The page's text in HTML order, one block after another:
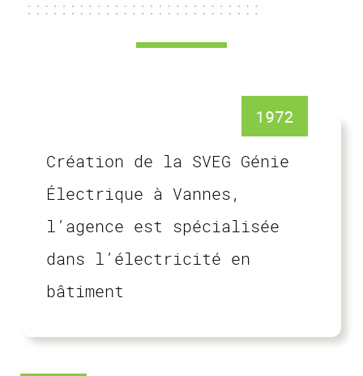
1972
Création de la SVEG Génie
Électrique à Vannes,
l’agence est spécialisée
dans l’électricité en
bâtiment